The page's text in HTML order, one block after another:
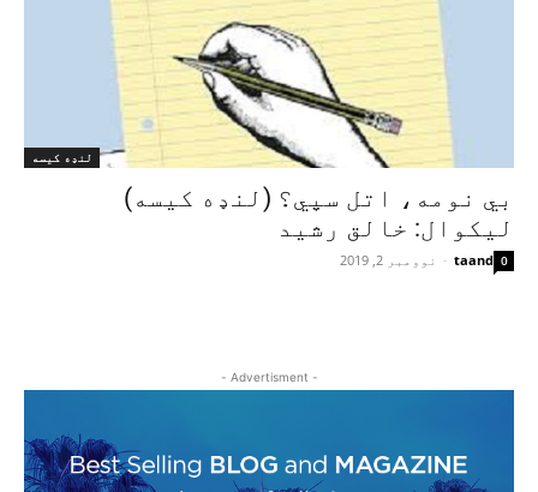
لنډه کیسه
بي نومه، اتل سپي؟ (لنډه کیسه)
لیکوال: خالق رشید
taand
- نوومبر 2, 2019 0
- Advertisment -